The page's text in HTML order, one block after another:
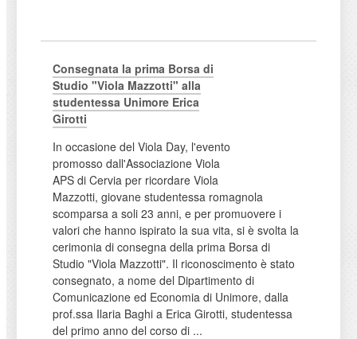
Consegnata la prima Borsa di
Studio "Viola Mazzotti" alla
studentessa Unimore Erica
Girotti
In occasione del Viola Day, l'evento
promosso dall'Associazione Viola
APS di Cervia per ricordare Viola
Mazzotti, giovane studentessa romagnola
scomparsa a soli 23 anni, e per promuovere i
valori che hanno ispirato la sua vita, si è svolta la
cerimonia di consegna della prima Borsa di
Studio "Viola Mazzotti". Il riconoscimento è stato
consegnato, a nome del Dipartimento di
Comunicazione ed Economia di Unimore, dalla
prof.ssa Ilaria Baghi a Erica Girotti, studentessa
del primo anno del corso di ...